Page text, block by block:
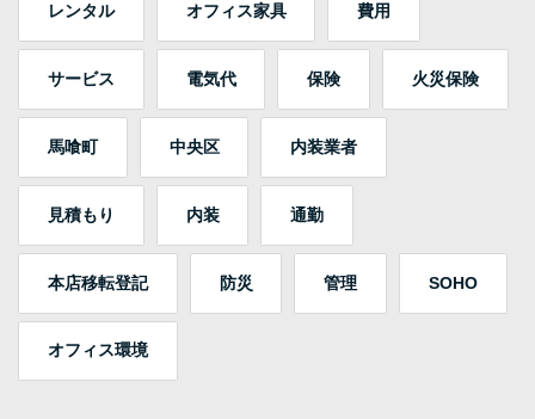
レンタル オフィス家具 費用
サービス 電気代 保険 火災保険
馬喰町 中央区 内装業者
見積もり 内装 通勤
本店移転登記 防災 管理 SOHO
オフィス環境